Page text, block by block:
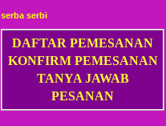
serba serbi
DAFTAR PEMESANAN
KONFIRM PEMESANAN
TANYA JAWAB
PESANAN